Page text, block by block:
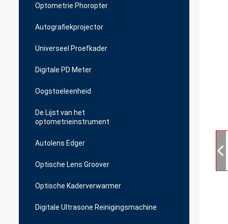
Optometrie Phoropter
Autografiekprojector
Universeel Proefkader
Digitale PD Meter
Oogstoeleenheid
De Lijst van het
optometrieinstrument
Autolens Edger
Optische Lens Groover
Optische Kaderverwarmer
Digitale Ultrasone Reinigingsmachine